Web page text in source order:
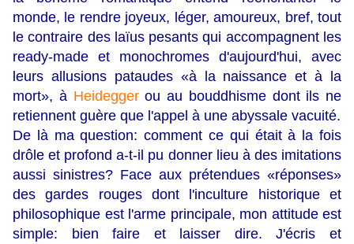
monde, le rendre joyeux, léger, amoureux, bref, tout
le contraire des laïus pesants qui accompagnent les
ready-made et monochromes d'aujourd'hui, avec
leurs allusions pataudes «à la naissance et à la
mort», à Heideggerou au bouddhisme dont ils ne
retiennent guère que l'appel à une abyssale vacuité.
De là ma question: comment ce qui était à la fois
drôle et profond a-t-il pu donner lieu à des imitations
aussi sinistres? Face aux prétendues «réponses»
des gardes rouges dont l'inculture historique et
philosophique est l'arme principale, mon attitude est
simple: bien faire et laisser dire. J'écris et